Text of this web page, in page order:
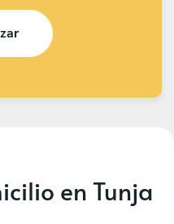
en Tunja